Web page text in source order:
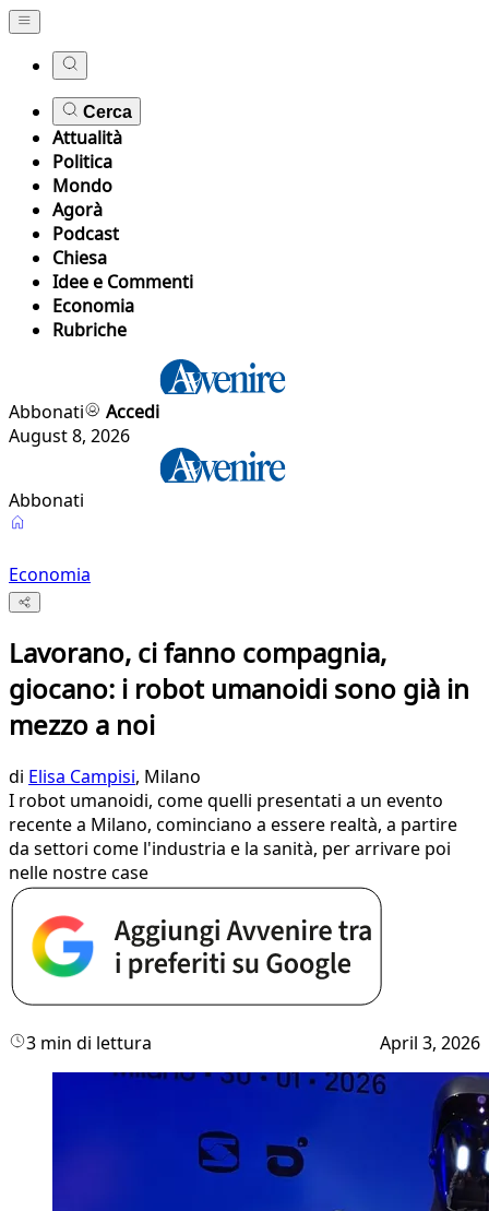
Cerca
Attualità
Politica
Mondo
Agorà
Podcast
Chiesa
Idee e Commenti
Economia
Rubriche
Abbonati
Accedi
August 8, 2026
Abbonati
Economia
Lavorano, ci fanno compagnia,
giocano: i robot umanoidi sono già in
mezzo a noi
di Elisa Campisi, Milano
I robot umanoidi, come quelli presentati a un evento
recente a Milano, cominciano a essere realtà, a partire
da settori come l'industria e la sanità, per arrivare poi
nelle nostre case
3 min di lettura April 3, 2026